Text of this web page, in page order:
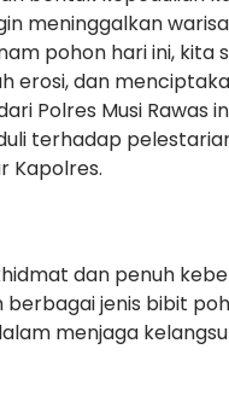
meninggalkan
pohon hari ini, kita
erosi, dan
Polres Musi Rawas
terhadap
Kapolres.
dan penuh
jenis bibit
menjaga